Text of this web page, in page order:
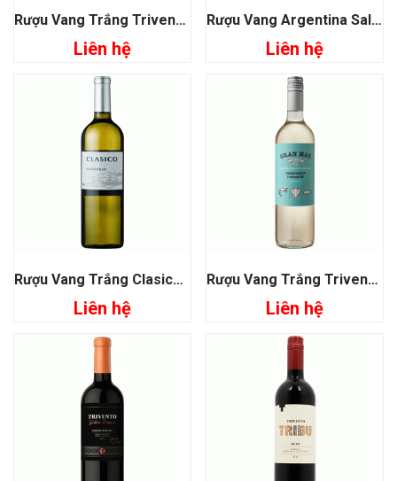
Rượu Vang Trắng Trivento Mixtus Chardonnay Torrontes
Liên hệ
Rượu Vang Argentina Salentein Chardonnay
Liên hệ
Rượu Vang Trắng Clasico De Lagarde Sauvignon Blanc
Liên hệ
Rượu Vang Trắng Trivento Gran Mar Chardonnay Torrontes
Liên hệ